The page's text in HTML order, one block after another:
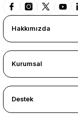
Hakkımızda
Kurumsal
Destek